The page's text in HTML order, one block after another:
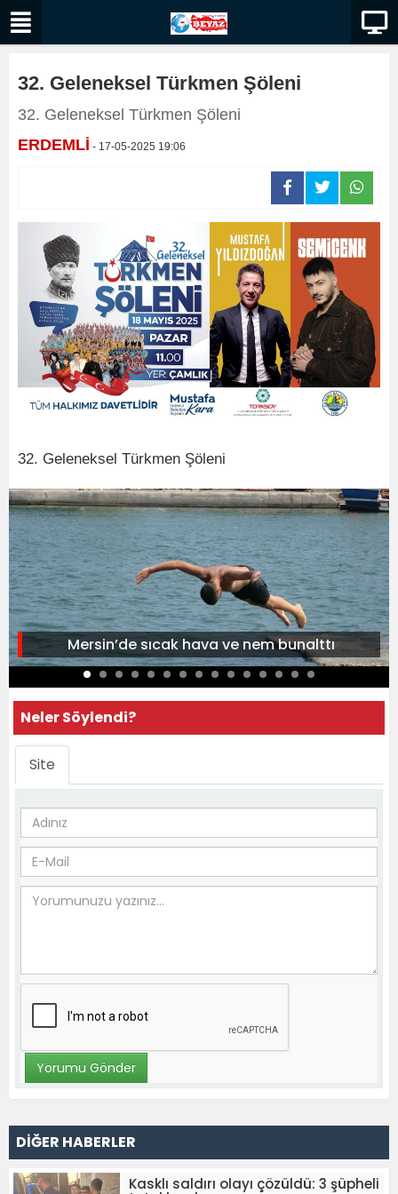
32. Geleneksel Türkmen Şöleni
32. Geleneksel Türkmen Şöleni
ERDEMLİ - 17-05-2025 19:06
32. Geleneksel Türkmen Şöleni
Mersin’de sıcak hava ve nem bunalttı
Neler Söylendi?
Site
DİĞER HABERLER
Kasklı saldırı olayı çözüldü: 3 şüpheli